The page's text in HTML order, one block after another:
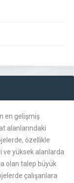
en gelişmiş
alanlarındaki
özellikle
ve yüksek alanlarda
olan talep büyük
çalışanlara